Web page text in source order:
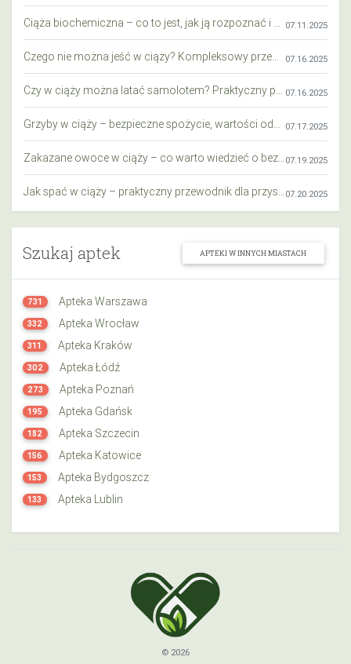
Ciąża biochemiczna – co to jest, jak ją rozpoznać i co warto wiedzieć? 07.11.2025
Czego nie można jeść w ciąży? Kompleksowy przewodnik dla przyszłych mam 07.16.2025
Czy w ciąży można latać samolotem? Praktyczny przewodnik dla przyszłych mam 07.16.2025
Grzyby w ciąży – bezpieczne spożycie, wartości odżywcze i zagrożenia 07.17.2025
Zakazane owoce w ciąży – co warto wiedzieć o bezpieczeństwie diety przyszłej mamy?07.19.2025
Jak spać w ciąży – praktyczny przewodnik dla przyszłych mam07.20.2025
Szukaj aptek APTEKI W INNYCH MIASTACH
731 Apteka Warszawa
332 Apteka Wrocław
311 Apteka Kraków
302 Apteka Łódź
273 Apteka Poznań
195 Apteka Gdańsk
182 Apteka Szczecin
156 Apteka Katowice
153 Apteka Bydgoszcz
133 Apteka Lublin
© 2026